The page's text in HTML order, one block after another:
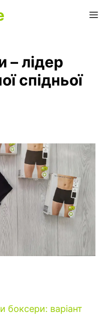
– лідер
спідньої
боксери: варіант